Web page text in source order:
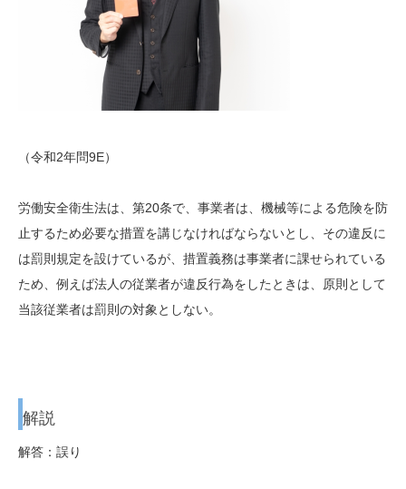
（令和2年問9E）
労働安全衛生法は、第20条で、事業者は、機械等による危険を防
止するため必要な措置を講じなければならないとし、その違反に
は罰則規定を設けているが、措置義務は事業者に課せられている
ため、例えば法人の従業者が違反行為をしたときは、原則として
当該従業者は罰則の対象としない。
解説
解答：誤り